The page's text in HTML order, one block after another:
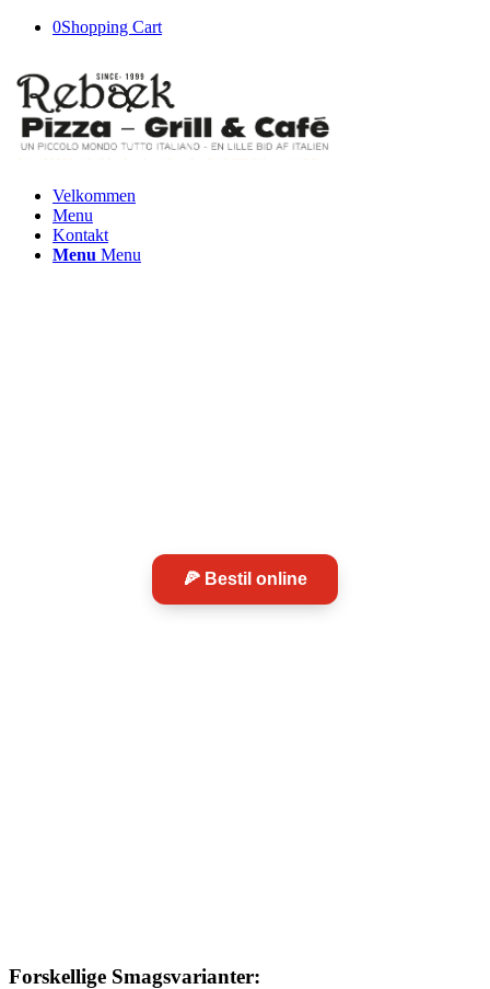
0Shopping Cart
Velkommen
Menu
Kontakt
Menu Menu
🍕 Bestil online
Forskellige Smagsvarianter: